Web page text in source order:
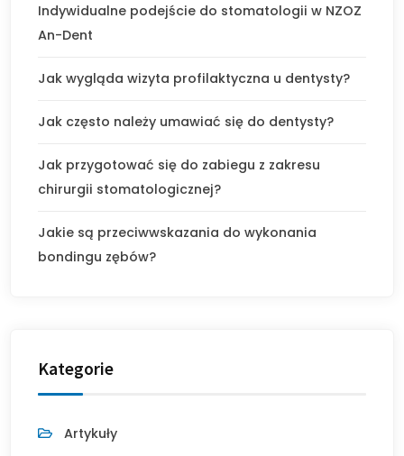
Indywidualne podejście do stomatologii w NZOZ
An-Dent
Jak wygląda wizyta profilaktyczna u dentysty?
Jak często należy umawiać się do dentysty?
Jak przygotować się do zabiegu z zakresu
chirurgii stomatologicznej?
Jakie są przeciwwskazania do wykonania
bondingu zębów?
Kategorie
Artykuły